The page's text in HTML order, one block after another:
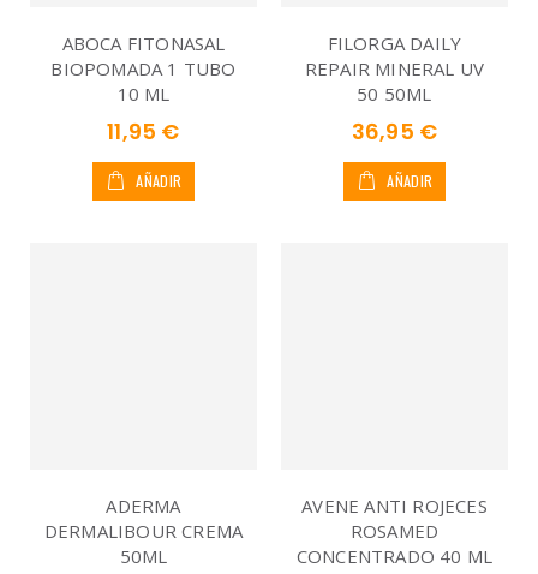
ABOCA FITONASAL
BIOPOMADA 1 TUBO
10 ML
11,95 €
AÑADIR
FILORGA DAILY
REPAIR MINERAL UV
50 50ML
36,95 €
AÑADIR
ADERMA
DERMALIBOUR CREMA
50ML
AVENE ANTI ROJECES
ROSAMED
CONCENTRADO 40 ML